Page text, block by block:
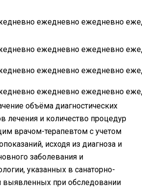
ежедневно ежедневно
ежедневно ежедневно
ежедневно ежедневно
ежедневно ежедневно
объёма диагностических
лечения и количество процедур
врачом-терапевтом с учетом
исходя из диагноза и
заболевания и
указанных в санаторно-
выявленных при обследовании